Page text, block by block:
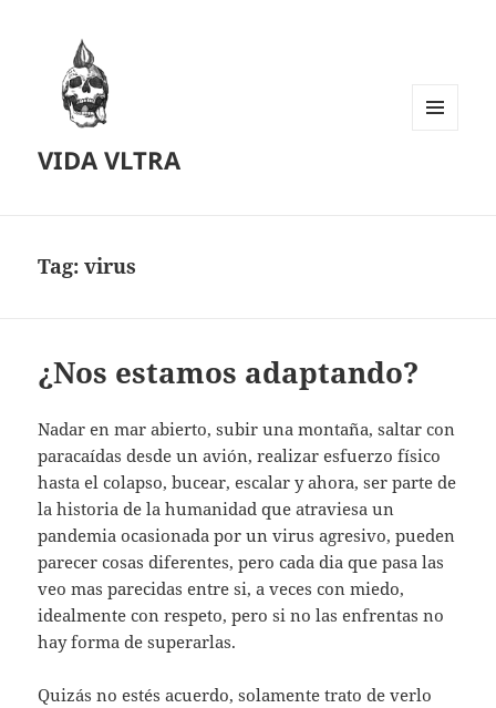
VIDA VLTRA
Tag:virus
¿Nos estamos adaptando?
Nadar en mar abierto, subir una montaña, saltar con
paracaídas desde un avión, realizar esfuerzo físico
hasta el colapso, bucear, escalar y ahora, ser parte de
la historia de la humanidad que atraviesa un
pandemia ocasionada por un virus agresivo, pueden
parecer cosas diferentes, pero cada dia que pasa las
veo mas parecidas entre si, a veces con miedo,
idealmente con respeto, pero si no las enfrentas no
hay forma de superarlas.
Quizás no estés acuerdo, solamente trato de verlo